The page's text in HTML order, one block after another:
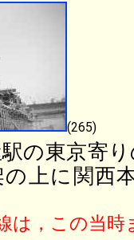
(265)
の東京寄
の上に関西
は，この当